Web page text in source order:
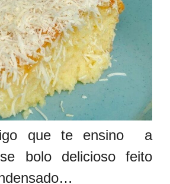
que te ensino a
bolo delicioso feito